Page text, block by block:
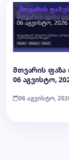
მთვარის
მთვარის
06 აგვისტო,
06 აგვისტო,